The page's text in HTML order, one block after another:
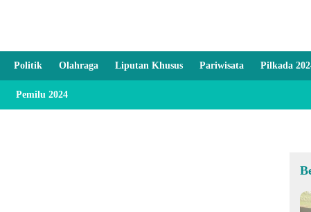
Politik Olahraga Liputan Khusus Pariwisata Pilkada
Pemilu 2024